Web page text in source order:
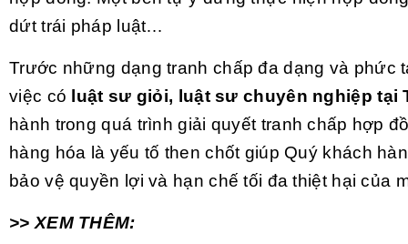
dứt trái pháp luật…
Trước những dạng tranh chấp đa dạng và phức
việc có
luật sư giỏi, luật sư chuyên nghiệp tại
hành trong quá trình giải quyết tranh chấp hợp
hàng hóa là yếu tố then chốt giúp Quý khách
bảo vệ quyền lợi và hạn chế tối đa thiệt hại của
>> XEM THÊM: